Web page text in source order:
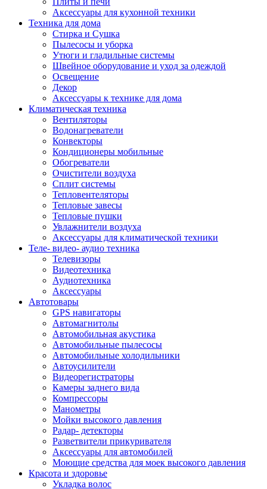
Аксессуары для кухонной техники
Техника для дома
Стирка и Сушка
Пылесосы и уборка
Утюги и гладильные системы
Швейное оборудование и уход за одеждой
Освещение
Декор
Аксессуары к технике для дома
Климатическая техника
Вентиляторы
Водонагреватели
Конвекторы
Кондиционеры мобильные
Обогреватели
Очистители воздуха
Сплит системы
Тепловентеляторы
Тепловые завесы
Тепловые пушки
Увлажнители воздуха
Аксессуары для климатической техники
Теле- видео- аудио техника
Телевизоры
Видеотехника
Аудиотехника
Аксессуары
Автотовары
GPS навигаторы
Автомагнитолы
Автомобильная акустика
Автомобильные пылесосы
Автомобильные холодильники
Автоусилители
Видеорегистраторы
Камеры заднего вида
Компрессоры
Манометры
Мойки высокого давления
Радар- детекторы
Разветвители прикуривателя
Аксессуары для автомобилей
Моющие средства для моек высокого давления
Красота и здоровье
Укладка волос